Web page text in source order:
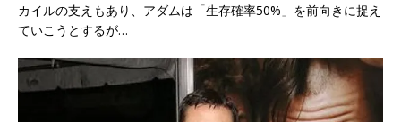
カイルの支えもあり、アダムは「生存確率50%」を前向きに捉え
ていこうとするが…